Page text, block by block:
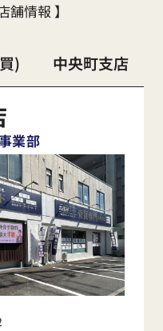
舗情報 】
) 中央町支店
業部